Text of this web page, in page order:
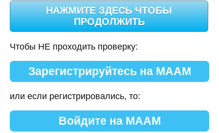
Чтобы НЕ проходить проверку:
Зарегистрируйтесь на МААМ
или если регистрировались, то:
Войдите на МААМ